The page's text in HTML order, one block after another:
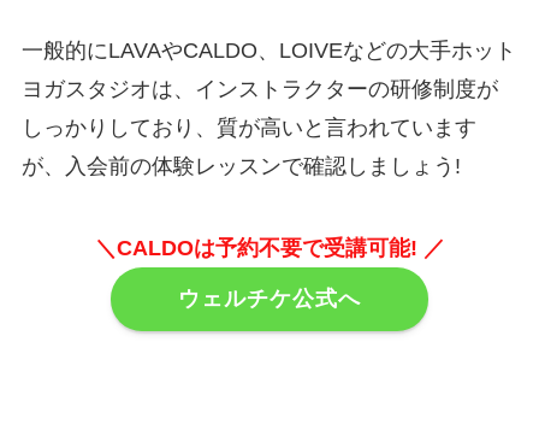
一般的にLAVAやCALDO、LOIVEなどの大手ホット
ヨガスタジオは、インストラクターの研修制度が
しっかりしており、質が高いと言われています
が、入会前の体験レッスンで確認しましょう!
＼CALDOは予約不要で受講可能! ／
ウェルチケ公式へ